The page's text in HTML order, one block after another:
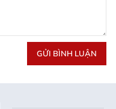
GỬI BÌNH LUẬN